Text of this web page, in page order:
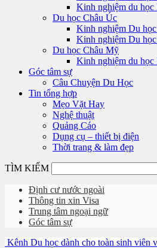
Kinh nghiệm du học
Du học Châu Úc
Kinh nghiệm Du
Kinh nghiệm Du
Du học Châu Mỹ
Kinh nghiệm du học
Góc tâm sự
Câu Chuyện Du Học
Tin tổng hợp
Mẹo Vặt Hay
Nghệ thuật
Quảng Cáo
Dụng cụ – thiết bị điện
Thời trang & làm đẹp
TÌM KIẾM
Định cư nước ngoài
Thông tin xin Visa
Trung tâm ngoại ngữ
Góc tâm sự
Kênh Du học dành cho toàn sinh viên